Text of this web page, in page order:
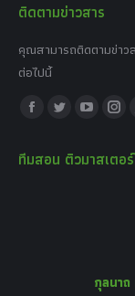
ติดตามข่าวสาร
คุณสามารถติดตามข่าว
ต่อไปนี้
Find us on:
Facebook
opens
Twitter
opens
YouTube
opens
ทีมสอน ติวมาสเตอร์
กุลนา